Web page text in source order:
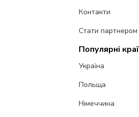
Контакти
Стати партнером
Популярні
Україна
Польща
Німеччина